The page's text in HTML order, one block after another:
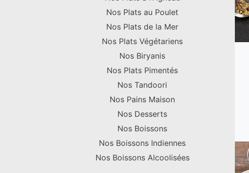
Nos Plats au Poulet
Nos Plats de la Mer
Nos Plats Végétariens
Nos Biryanis
Nos Plats Pimentés
Nos Tandoori
Nos Pains Maison
Nos Desserts
Nos Boissons
Nos Boissons Indiennes
Nos Boissons Alcoolisées